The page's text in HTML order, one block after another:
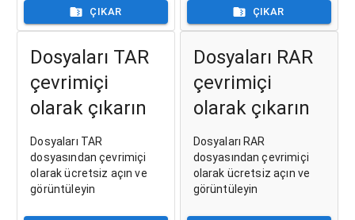
ÇIKAR ÇIKAR
Dosyaları TAR
çevrimiçi
olarak çıkarın
Dosyaları TAR
dosyasından çevrimiçi
olarak ücretsiz açın ve
görüntüleyin
Dosyaları RAR
çevrimiçi
olarak çıkarın
Dosyaları RAR
dosyasından çevrimiçi
olarak ücretsiz açın ve
görüntüleyin